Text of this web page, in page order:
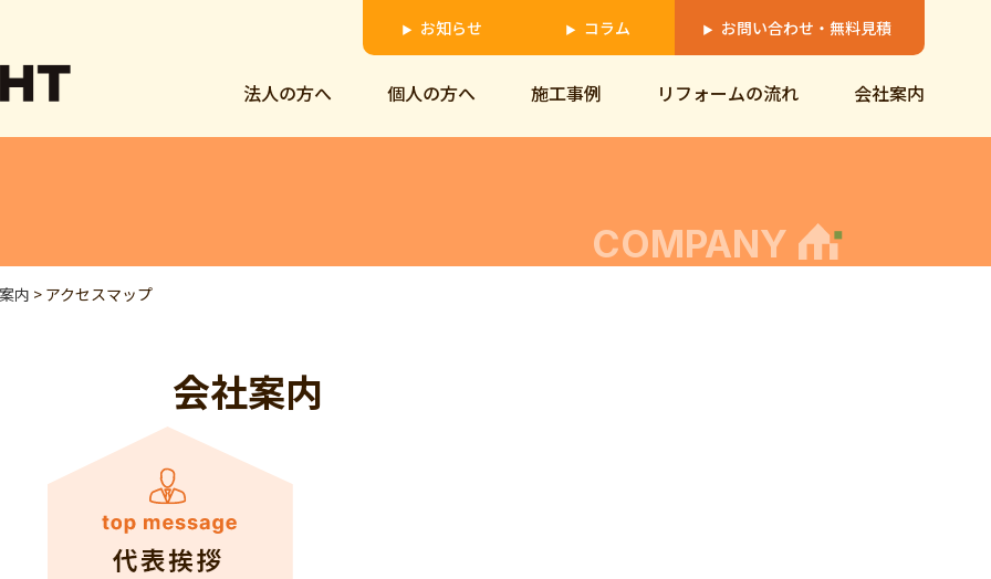
▶ お知らせ ▶ コラム ▶ お問い合わせ・無料見積
法人の方へ 個人の方へ 施工事例 リフォームの流れ 会社案内
COMPANY
内 > アクセスマップ
会社案内